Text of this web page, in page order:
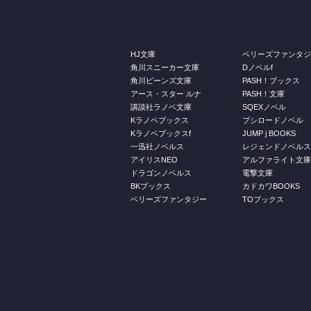
HJ文庫
角川スニーカー文庫
角川ビーンズ文庫
アース・スター ルナ
講談社ラノベ文庫
Kラノベブックス
Kラノベブックスf
一迅社ノベルス
アイリスNEO
ドラゴンノベルス
BKブックス
ベリーズファンタジー
ベリーズファンタ
Dノベルf
PASH！ブックス
PASH！文庫
SQEXノベル
ブシロードノベル
JUMP j BOOKS
レジェンドノベルス
アルファライト文庫
電撃文庫
カドカワBOOKS
TOブックス